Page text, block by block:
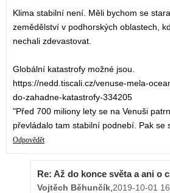
Klima stabilní není. Měli bychom se
zemědělství v podhorských oblastech,
nechali zdevastovat.
Globální katastrofy možné jsou.
https://nedd.tiscali.cz/venuse-mela-
do-zahadne-katastrofy-334205
"Před 700 miliony lety se na Venuši
převládalo tam stabilní podnebí. Pak se
Odpovědět
Re: Až do konce světa a ani o
Vojtěch Běhunčík 2019-10-01